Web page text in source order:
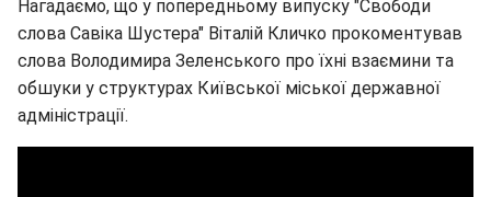
Нагадаємо, що у попередньому випуску "Свободи
слова Савіка Шустера" Віталій Кличко прокоментував
слова Володимира Зеленського про їхні взаємини та
обшуки у структурах Київської міської державної
адміністрації.